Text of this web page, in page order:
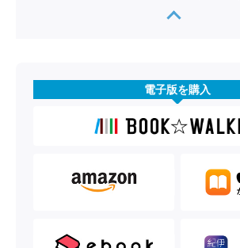
電子版を購入